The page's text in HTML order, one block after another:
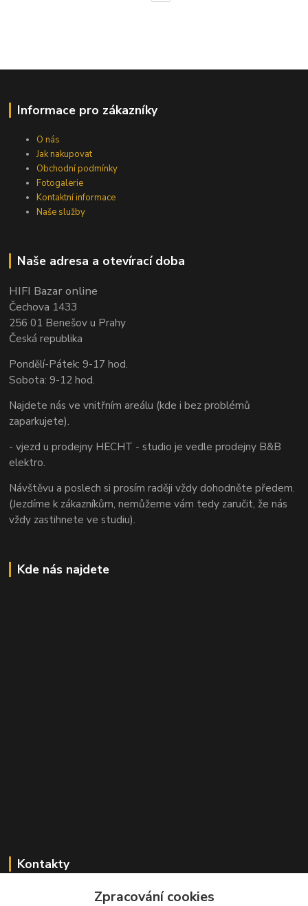
Informace pro zákazníky
O nás
Jak nakupovat
Obchodní podmínky
Fotogalerie
Kontaktní informace
Naše služby
Naše adresa a otevírací doba
HIFI Bazar online
Čechova 1433
256 01 Benešov u Prahy
Česká republika
Pondělí-Pátek: 9-17 hod.
Sobota: 9-12 hod.
Najdete nás ve vnitřním areálu (kde i bez problémů
zaparkujete).
- vjezd u prodejny HECHT - studio je vedle prodejny B&B
elektro.
Návštěvu a poslech si prosím raději vždy dohodněte předem.
(Jezdíme k zákazníkům, nemůžeme vám tedy zaručit, že nás
vždy zastihnete ve studiu).
Kde nás najdete
Kontakty
+420 603 824 940Zpracování cookies